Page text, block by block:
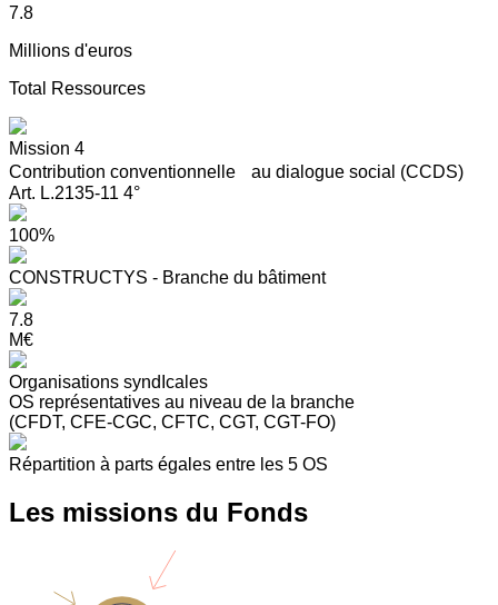
7.8
Millions d'euros
Total Ressources
Mission 4
Contribution conventionnelle au dialogue social (CCDS)
Art. L.2135-11 4°
100%
CONSTRUCTYS - Branche du bâtiment
7.8
M€
Organisations syndIcales
OS représentatives au niveau de la branche
(CFDT, CFE-CGC, CFTC, CGT, CGT-FO)
Répartition à parts égales entre les 5 OS
Les missions du Fonds